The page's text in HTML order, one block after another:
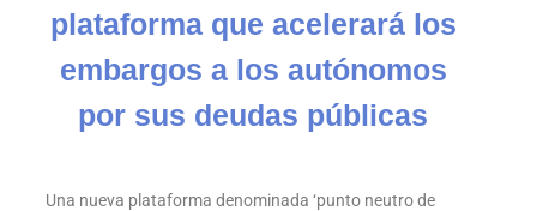
plataforma que acelerará los
embargos a los autónomos
por sus deudas públicas
Una nueva plataforma denominada ‘punto neutro de